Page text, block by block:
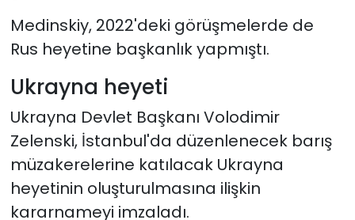
Medinskiy, 2022'deki görüşmelerde de
Rus heyetine başkanlık yapmıştı.
Ukrayna heyeti
Ukrayna Devlet Başkanı Volodimir
Zelenski, İstanbul'da düzenlenecek barış
müzakerelerine katılacak Ukrayna
heyetinin oluşturulmasına ilişkin
kararnameyi imzaladı.